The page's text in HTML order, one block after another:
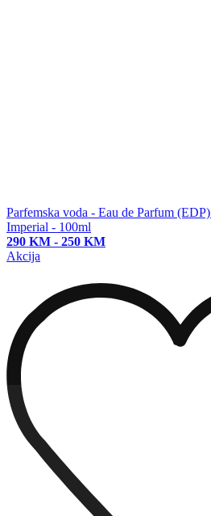
Parfemska voda - Eau de Parfum (EDP)
Imperial - 100ml
290 KM - 250 KM
Akcija